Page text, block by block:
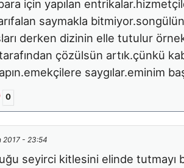
için yapılan
saymakla bitmiyor.songülün
derken dizinin elle tutulur
çözülsün artık.çünkü
saygılar.eminim
0
2017 - 23:54
seyirci kitlesini elinde